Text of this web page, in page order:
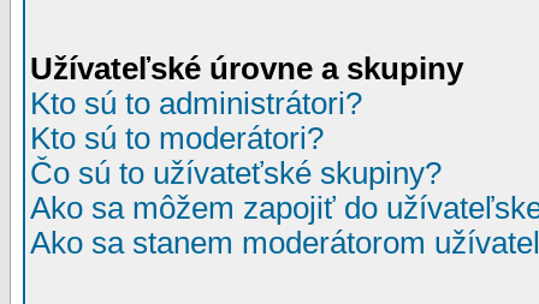
Užívateľské úrovne a skupiny
Kto sú to administrátori?
Kto sú to moderátori?
Čo sú to užívateťské skupiny?
Ako sa môžem zapojiť do
Ako sa stanem moderátorom